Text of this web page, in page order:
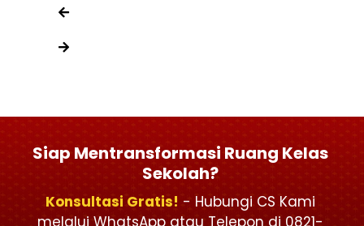
Siap Mentransformasi Ruang Kelas
Sekolah?
Konsultasi Gratis! - Hubungi CS Kami
melalui WhatsApp atau Telepon di 0821-